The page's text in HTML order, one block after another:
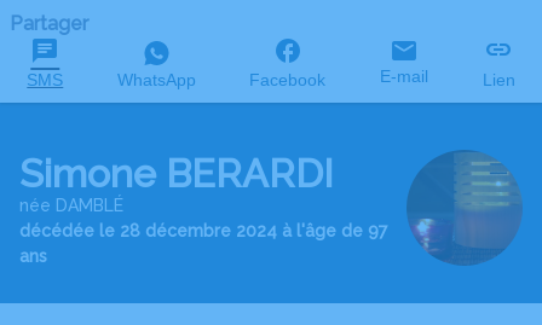
Partager
SMS WhatsApp Facebook E-mail Lien
Simone BERARDI
née DAMBLÉ
décédée le 28 décembre 2024 à l'âge de 97
ans